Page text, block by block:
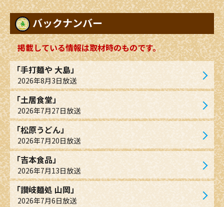
バックナンバー
掲載している情報は取材時のものです。
「手打麺や 大島」
2026年8月3日放送
「土居食堂」
2026年7月27日放送
「松原うどん」
2026年7月20日放送
「吉本食品」
2026年7月13日放送
「讃岐麺処 山岡」
2026年7月6日放送